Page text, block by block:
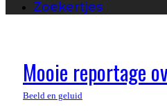
Zoekertjes
Mooie reportage
Beeld en geluid